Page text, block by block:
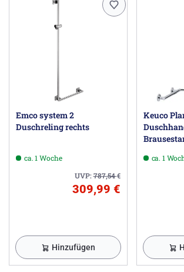
Emco system 2
Duschreling rechts
ca. 1 Woche
UVP:787,54€
309,99 €
Hinzufügen
Keuco
ca. 1